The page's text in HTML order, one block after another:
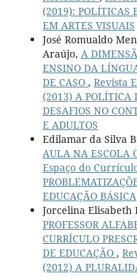
(2019): POLÍTICAS
EM ARTES VISUAIS
José Romualdo
Araújo, A
ENSINO DA
DE CASO , Revista
(2013) A POLÍTICA
DESAFIOS NO
E ADULTOS
Edilamar da Silva
AULA NA ESCOLA
Espaço do
EDUCAÇÃO BÁSICA
Jorcelina Elisabeth
PROFESSOR
CURRÍCULO
DE EDUCAÇÃO ,
(2012) A